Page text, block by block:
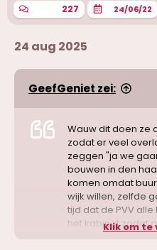
n
:
227 24/06/22
24 aug 2025
GeefGeniet zei:
Wauw dit doen ze
zodat er veel
zeggen "ja we
bouwen in den
komen omdat
wijk willen, zelfde
tijd dat de PVV
het kabinet zodat
die lui lekker naar
Klik om te